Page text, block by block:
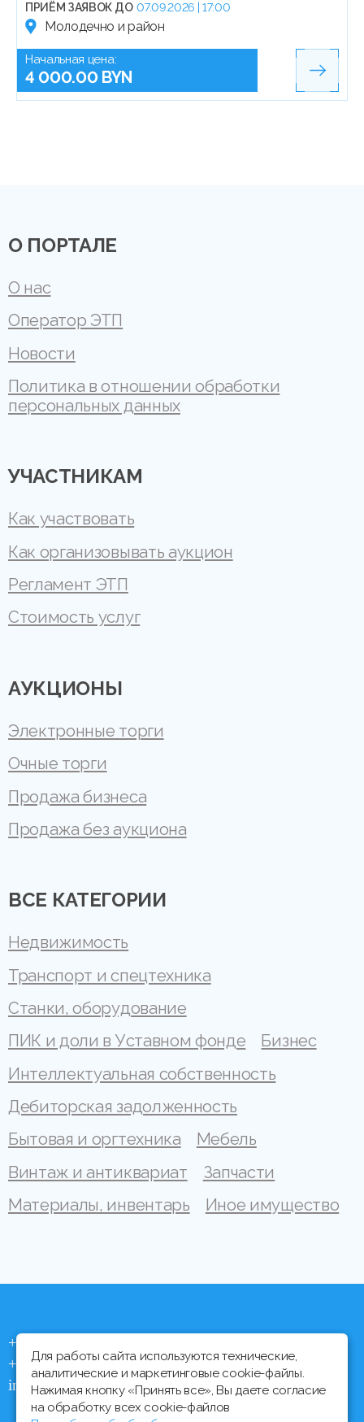
ПРИЁМ ЗАЯВОК ДО 07.09.2026 | 17:00
Молодечно и район
Начальная цена:
4 000.00 BYN
О ПОРТАЛЕ
О нас
Оператор ЭТП
Новости
Политика в отношении обработки
персональных данных
УЧАСТНИКАМ
Как участвовать
Как организовывать аукцион
Регламент ЭТП
Стоимость услуг
АУКЦИОНЫ
Электронные торги
Очные торги
Продажа бизнеса
Продажа без аукциона
ВСЕ КАТЕГОРИИ
Недвижимость
Транспорт и спецтехника
Станки, оборудование
ПИК и доли в Уставном фонде
Бизнес
Интеллектуальная собственность
Дебиторская задолженность
Бытовая и оргтехника
Мебель
Винтаж и антиквариат
Запчасти
Материалы, инвентарь
Иное имущество
+375 (44) 704 92 06
+375 (17) 373 21 33
info@ipmtorgi.by
Для работы сайта используются технические,
аналитические и маркетинговые cookie-файлы.
Нажимая кнопку «Принять все», Вы даете согласие
на обработку всех cookie-файлов